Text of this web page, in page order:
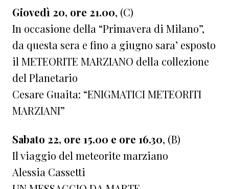
Giovedì 20, ore 21.00, (C)
In occasione della “Primavera di Milano”,
da questa sera e fino a giugno sara’ esposto
il METEORITE MARZIANO della collezione
del Planetario
Cesare Guaita: “ENIGMATICI METEORITI
MARZIANI”
Sabato 22, ore 15.00 e ore 16.30, (B)
Il viaggio del meteorite marziano
Alessia Cassetti